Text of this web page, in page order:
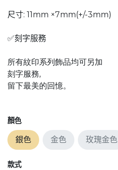
尺寸: 11mm ×7mm(+/-3mm)
✅刻字服務
所有紋印系列飾品均可另加
刻字服務,
留下最美的回憶。
顏色
銀色 金色 玫瑰金色
款式